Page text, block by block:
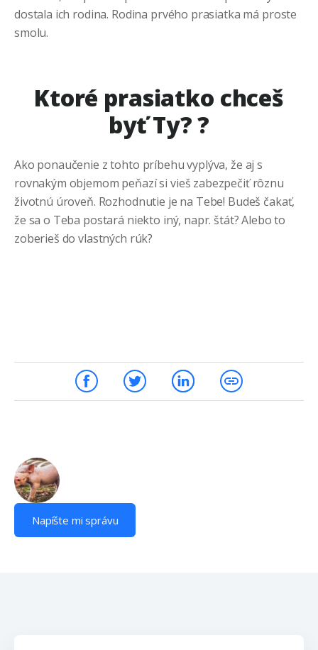
dostala ich rodina. Rodina prvého prasiatka má proste
smolu.
Ktoré prasiatko chceš
byť Ty? ?
Ako ponaučenie z tohto príbehu vyplýva, že aj s
rovnakým objemom peňazí si vieš zabezpečiť rôznu
životnú úroveň. Rozhodnutie je na Tebe! Budeš čakať,
že sa o Teba postará niekto iný, napr. štát? Alebo to
zoberieš do vlastných rúk?
Napíšte mi správu